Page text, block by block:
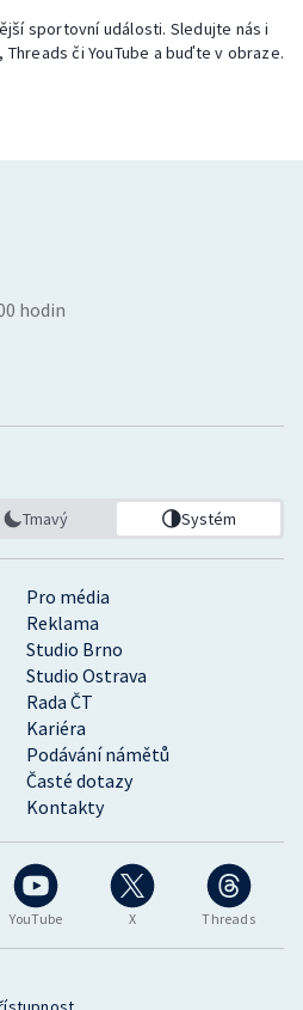
sportovní události. Sledujte nás i
či YouTube a buďte v obraze.
YouTube X Threads
Pro média
Reklama
Studio Brno
Studio Ostrava
Rada ČT
Kariéra
Podávání námětů
Časté dotazy
Kontakty
hodin
Tmavý Systém